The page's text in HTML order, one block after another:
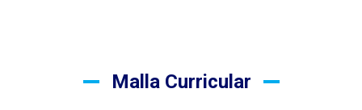
Malla Curricular